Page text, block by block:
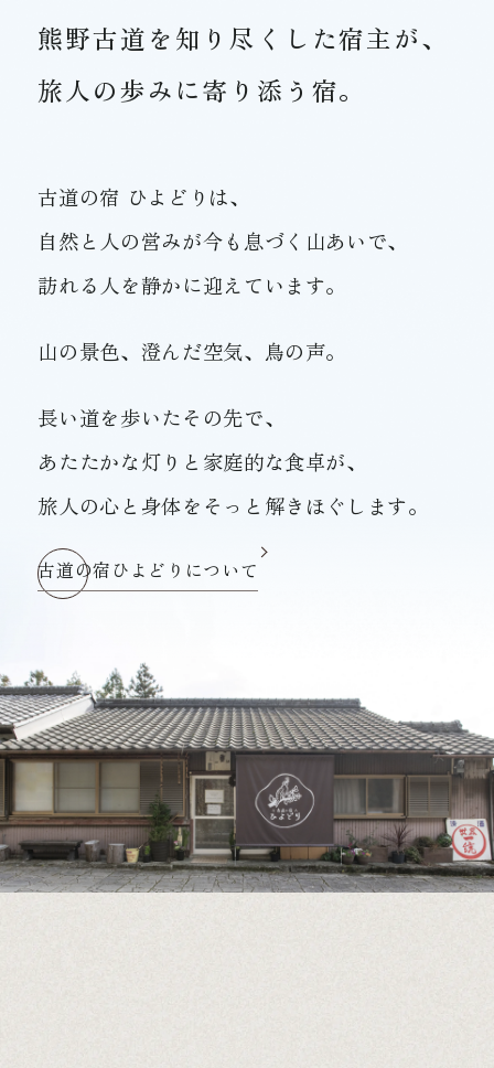
熊野古道を知り尽くした宿主が、
旅人の歩みに寄り添う宿。
古道の宿 ひよどりは、
自然と人の営みが今も息づく山あいで、
訪れる人を静かに迎えています。
山の景色、澄んだ空気、鳥の声。
長い道を歩いたその先で、
あたたかな灯りと家庭的な食卓が、
旅人の心と身体をそっと解きほぐします。
古道の宿ひよどりについて